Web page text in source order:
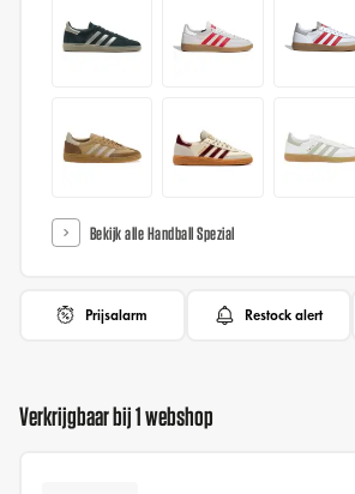
Bekijk alle Handball Spezial
Prijsalarm Restock alert
Verkrijgbaar bij 1 webshop